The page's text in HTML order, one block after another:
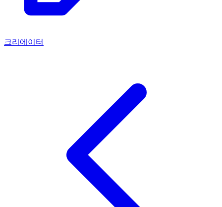
크리에이터